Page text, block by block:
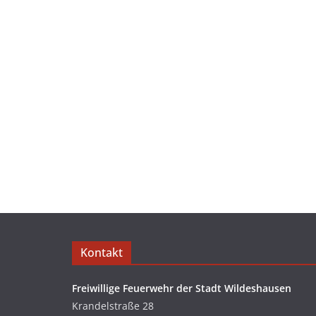
Kontakt
Freiwillige Feuerwehr der Stadt Wildeshausen
Krandelstraße 28